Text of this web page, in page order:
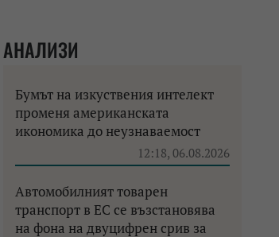
АНАЛИЗИ
Бумът на изкуствения интелект
променя американската
икономика до неузнаваемост
12:18, 06.08.2026
Автомобилният товарен
транспорт в ЕС се възстановява
на фона на двуцифрен срив за